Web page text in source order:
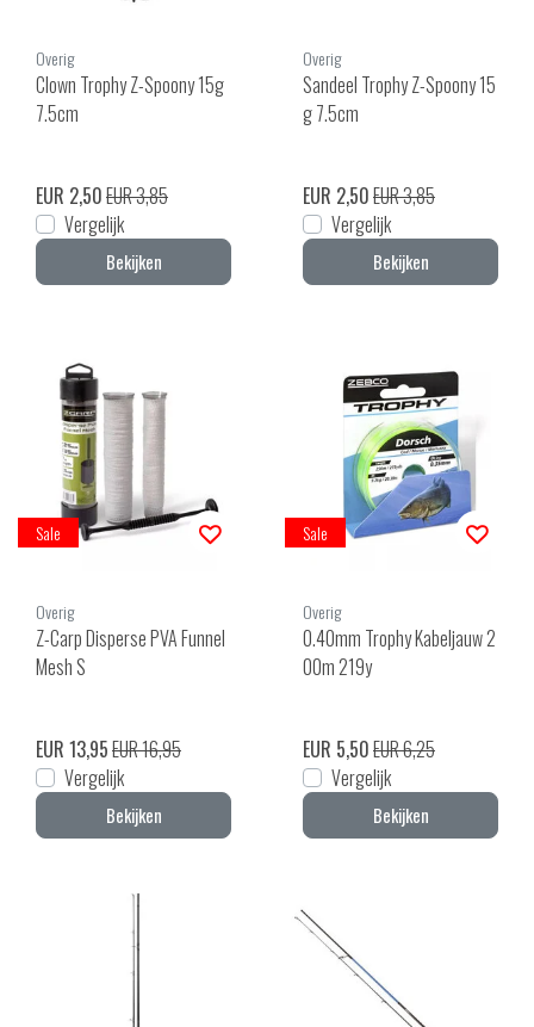
Overig
Clown Trophy Z-Spoony 15g
7.5cm
EUR 2,50EUR 3,85
Vergelijk
Bekijken
Overig
Sandeel Trophy Z-Spoony 15
g 7.5cm
EUR 2,50EUR 3,85
Vergelijk
Bekijken
Sale
Overig
Z-Carp Disperse PVA Funnel
Mesh S
EUR 13,95EUR 16,95
Vergelijk
Bekijken
Sale
Overig
0.40mm Trophy Kabeljauw 2
00m 219y
EUR 5,50EUR 6,25
Vergelijk
Bekijken